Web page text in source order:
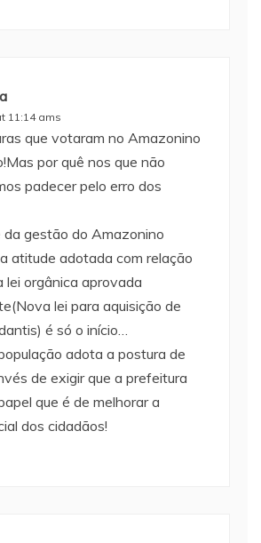
11:14 ams
que votaram no Amazonino
por quê nos que não
padecer pelo erro dos
da gestão do Amazonino
atitude adotada com relação
lei orgânica aprovada
lei para aquisição de
é só o início…
adota a postura de
de exigir que a prefeitura
que é de melhorar a
dos cidadãos!